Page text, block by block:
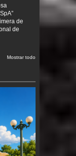
de
de
Mostrar todo